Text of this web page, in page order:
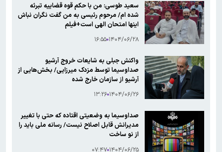
سعید طوسی: من با حکم قوه قضاییه تبرئه
شده ام/ مرحوم رئیسی به من گفت نگران نباش
اینها امتحان الهی است+فیلم
۱۴۰۴/۰۶/۲۸ ۱۶:۵۵
واکنش جبلی به شایعات خروج آرشیو
صداوسیما توسط مزدک میرزایی/ بخش‌هایی از
آرشیو از سازمان خارج شده
۱۴۰۴/۰۶/۲۶ ۱۳:۲۶
صداوسیما به وضعیتی اقتاده که حتی با تغییر
مدیرانش قابل اصلاح نیست/ رسانه ملی باید را
از نو ساخت
۱۴۰۴/۰۶/۲۵ ۰۷:۴۷